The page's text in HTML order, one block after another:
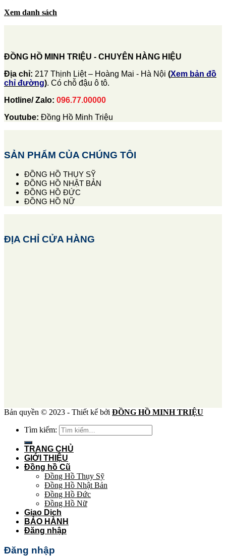
Xem danh sách
ĐỒNG HỒ MINH TRIỆU - CHUYÊN HÀNG HIỆU
Địa chỉ: 217 Thịnh Liệt – Hoàng Mai - Hà Nội (Xem bản đồ
chỉ đường). Có chỗ đậu ô tô.
Hotline/ Zalo: 096.77.00000
Youtube: Đồng Hồ Minh Triệu
SẢN PHẨM CỦA CHÚNG TÔI
ĐỒNG HỒ THỤY SỸ
ĐỒNG HỒ NHẬT BẢN
ĐỒNG HỒ ĐỨC
ĐỒNG HỒ NỮ
ĐỊA CHỈ CỬA HÀNG
Bản quyền © 2023 - Thiết kế bởi ĐỒNG HỒ MINH TRIỆU
Tìm kiếm:
TRANG CHỦ
GIỚI THIỆU
Đồng hồ Cũ
Đồng Hồ Thụy Sỹ
Đồng Hồ Nhật Bản
Đồng Hồ Đức
Đồng Hồ Nữ
Giao Dịch
BẢO HÀNH
Đăng nhập
Đăng nhập